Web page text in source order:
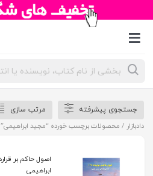
جستجوی
محصولات
جستجوی پیشرفته
مرتب سازی
دادبازار / محصولات برچسب خورده “مجید ابراهیمی”
ابراهیمی